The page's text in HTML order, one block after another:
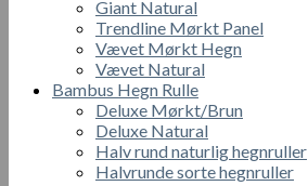
Giant Natural
Trendline Mørkt Panel
Vævet Mørkt Hegn
Vævet Natural
Bambus Hegn Rulle
Deluxe Mørkt/Brun
Deluxe Natural
Halv rund naturlig hegnruller
Halvrunde sorte hegnruller